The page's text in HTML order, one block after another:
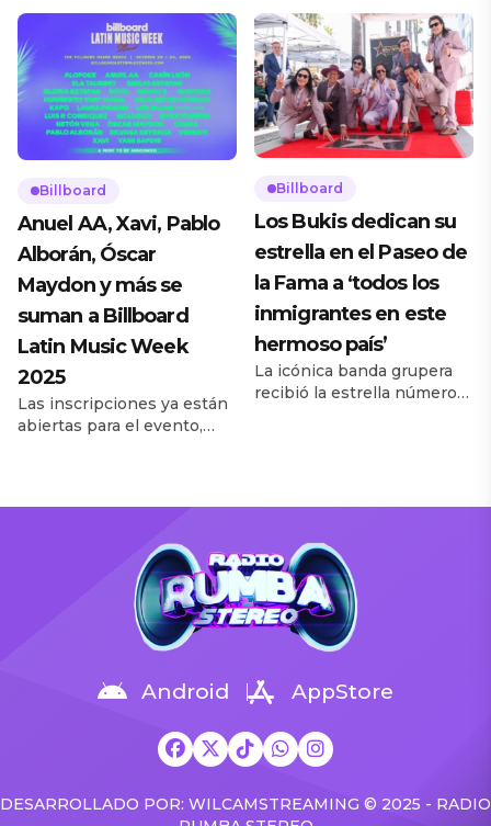
del Latin Grammy en Las
Vegas. La Academia Latina
de la Grabación anunció el
jueves (7 de agosto) a sus
homenajeados de 2025 con
premios especiales. Como
parte de su presentación
anual de Premios
Especiales durante la
artista afroperuana Susana
[…]
Ha pasado casi un mes
desde que Bad
Bunny inauguró su
histórica residencia No Me
Quiero Ir de Aquí en el
icónico Coliseo de Puerto
Rico José Miguel Agrelot,
pero la energía no estaba
Billboard
Anuel AA, Xavi, Pablo
Alborán, Óscar
Maydon y más se
suman a Billboard
Latin Music Week
2025
Las inscripciones ya están
abiertas para el evento,
Billboard anunció una
confirmados para
la Semana Billboard de la
Música Latina 2025, que
regresará al Fillmore Miami
Beach en octubre. Entre
la lista repleta de estrellas
Billboard
Los Bukis dedican su
estrella en el Paseo de
la Fama a ‘todos los
inmigrantes en este
hermoso país’
La icónica banda grupera
recibió la estrella número
honrada con su propia
Fama de Hollywood el
miércoles (23 de julio).
Liderada por Marco
Antonio Solís, la banda
grupera romántica
mexicana recibió la estrella
número 2.817 ahora en […]
Android AppStore
DESARROLLADO POR: WILCAMSTREAMING © 2025 - RADIO